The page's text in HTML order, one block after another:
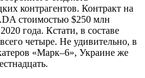
контрагентов. Контракт на
стоимостью $250 млн
года. Кстати, в составе
четыре. Не удивительно, в
«Марк–6», Украине же